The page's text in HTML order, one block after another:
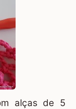
alças de 5